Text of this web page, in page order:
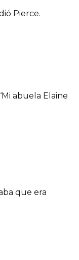
Pierce.
abuela Elaine
que era